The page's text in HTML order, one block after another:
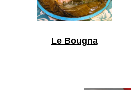
Le Bougna